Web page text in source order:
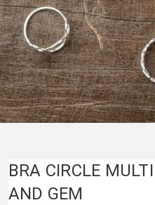
BRA CIRCLE
AND GEM